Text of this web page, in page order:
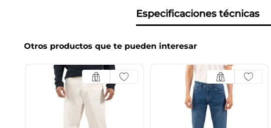
Especificaciones técnicas
Otros productos que te pueden interesar